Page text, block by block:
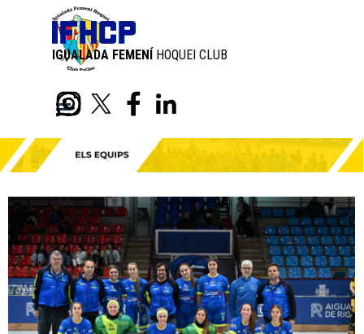
Aneu al Contingut
IGUALADA FEMENÍ HOQUEI CLUB
PATINS
Skip menu